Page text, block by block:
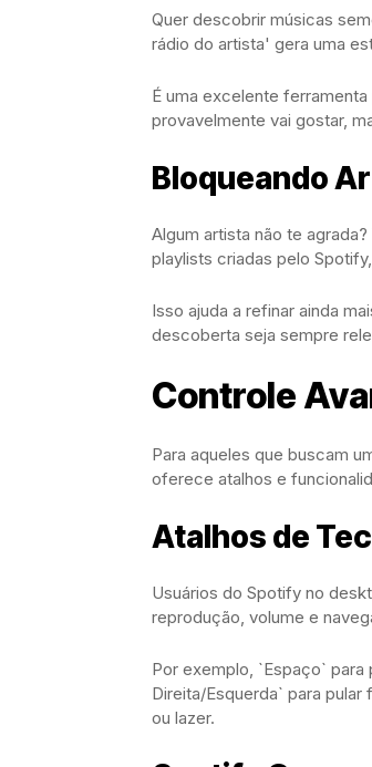
Quer descobrir músicas
rádio do artista' gera uma
É uma excelente
provavelmente vai gostar,
Bloqueando
Algum artista não te
playlists criadas pelo
Isso ajuda a refinar ainda
descoberta seja sempre
Controle
Para aqueles que buscam
oferece atalhos e
Atalhos de
Usuários do Spotify no
reprodução, volume e
Por exemplo, `Espaço`
Direita/Esquerda` para
ou lazer.